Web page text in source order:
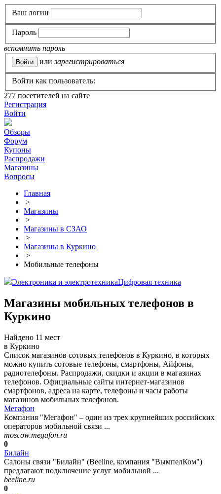
Ваш логин
Пароль
вспомнить пароль
или зарегистрироваться
Войти как пользователь:
277 посетителей на сайте
Регистрация
Войти
Обзоры
Форум
Купоны
Распродажи
Магазины
Вопросы
Главная
>
Магазины
>
Магазины в СЗАО
>
Магазины в Куркино
>
Мобильные телефоны
Электроника и электротехникаЦифровая техника
Магазины мобильных телефонов в
Куркино
Найдено 11 мест
в Куркино
Список магазинов сотовых телефонов в Куркино, в которых
можно купить сотовые телефоны, смартфоны, Айфоны,
радиотелефоны. Распродажи, скидки и акции в магазинах
телефонов. Официальные сайты интернет-магазинов
смартфонов, адреса на карте, телефоны и часы работы
магазинов мобильных телефонов.
Мегафон
Компания "Мегафон" – один из трех крупнейших российских
операторов мобильной связи ...
moscow.megafon.ru
0
Билайн
Салоны связи "Билайн" (Beeline, компания "ВымпелКом")
предлагают подключение услуг мобильной ...
beeline.ru
0